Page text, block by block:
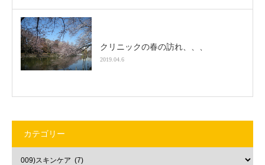
クリニックの春の訪れ、、、
2019.04.6
カテゴリー